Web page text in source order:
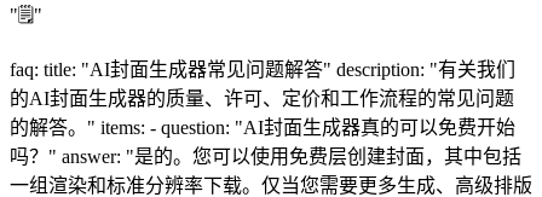
"🗒️"
faq: title: "AI封面生成器常见问题解答" description: "有关我们
的AI封面生成器的质量、许可、定价和工作流程的常见问题
的解答。" items: - question: "AI封面生成器真的可以免费开始
吗？" answer: "是的。您可以使用免费层创建封面，其中包括
一组渲染和标准分辨率下载。仅当您需要更多生成、高级排版